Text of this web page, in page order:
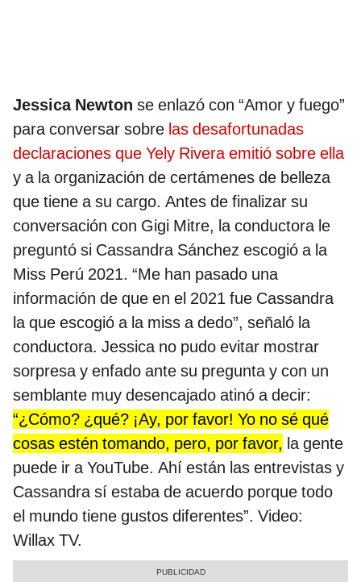
Jessica Newton se enlazó con “Amor y fuego”
para conversar sobre las desafortunadas
declaraciones que Yely Rivera emitió sobre ella
y a la organización de certámenes de belleza
que tiene a su cargo. Antes de finalizar su
conversación con Gigi Mitre, la conductora le
preguntó si Cassandra Sánchez escogió a la
Miss Perú 2021. “Me han pasado una
información de que en el 2021 fue Cassandra
la que escogió a la miss a dedo”, señaló la
conductora. Jessica no pudo evitar mostrar
sorpresa y enfado ante su pregunta y con un
semblante muy desencajado atinó a decir:
“¿Cómo? ¿qué? ¡Ay, por favor! Yo no sé qué
cosas estén tomando, pero, por favor, la gente
puede ir a YouTube. Ahí están las entrevistas y
Cassandra sí estaba de acuerdo porque todo
el mundo tiene gustos diferentes”. Video:
Willax TV.